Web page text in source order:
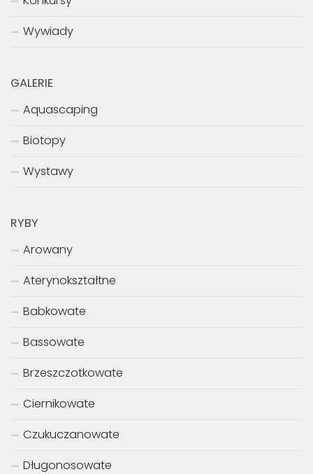
Wywiady
GALERIE
Aquascaping
Biotopy
Wystawy
RYBY
Arowany
Aterynokształtne
Babkowate
Bassowate
Brzeszczotkowate
Ciernikowate
Czukuczanowate
Długonosowate